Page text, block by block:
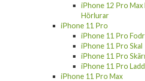
iPhone 12 Pro Max
Hörlurar
iPhone 11 Pro
iPhone 11 Pro
iPhone 11 Pro Skal
iPhone 11 Pro
iPhone 11 Pro
iPhone 11 Pro Max